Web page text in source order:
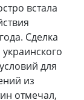
встала
Сделка
для
из
отмечал,